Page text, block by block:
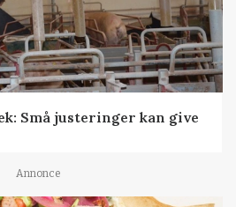
Små justeringer kan give
Annonce